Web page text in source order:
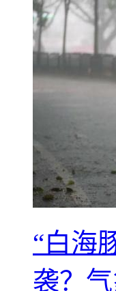
“白海
袭？